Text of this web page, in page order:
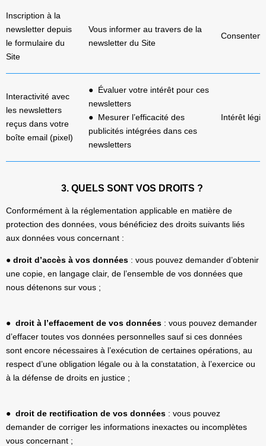
Inscription à la
newsletter depuis
le formulaire du
Site
Vous informer au travers de la
newsletter du Site
Interactivité avec
les newsletters
reçus dans votre
boîte email (pixel)
● Évaluer votre intérêt pour ces
newsletters
● Mesurer l’efficacité des
publicités intégrées dans ces
newsletters
Intérêt
3. QUELS SONT VOS DROITS ?
Conformément à la réglementation applicable en matière de
protection des données, vous bénéficiez des droits suivants liés
aux données vous concernant :
● droit d’accès à vos données : vous pouvez demander d’obtenir
une copie, en langage clair, de l’ensemble de vos données que
nous détenons sur vous ;
● droit à l’effacement de vos données : vous pouvez demander
d’effacer toutes vos données personnelles sauf si ces données
sont encore nécessaires à l’exécution de certaines opérations, au
respect d’une obligation légale ou à la constatation, à l’exercice ou
à la défense de droits en justice ;
● droit de rectification de vos données : vous pouvez
demander de corriger les informations inexactes ou incomplètes
vous concernant ;